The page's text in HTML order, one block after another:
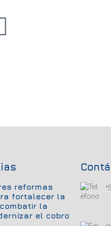
reformas
fortalecer la
la
el cobro